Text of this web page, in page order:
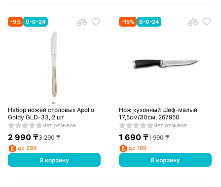
-9% 0-0-24
Набор ножей столовых Apollo
Goldy GLD-33, 2 шт
Нет отзывов
2 990₸3 290₸
до 299
В корзину
-15% 0-0-24
Нож кухонный Шеф-малый
17,5см/30см, 267950
Нет отзывов
1 690 ₸1 990₸
до 169
В корзину